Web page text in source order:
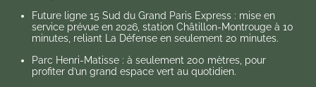
Future ligne 15 Sud du Grand Paris Express : mise en
service prévue en 2026, station Châtillon-Montrouge à 10
minutes, reliant La Défense en seulement 20 minutes.
Parc Henri-Matisse : à seulement 200 mètres, pour
profiter d’un grand espace vert au quotidien.